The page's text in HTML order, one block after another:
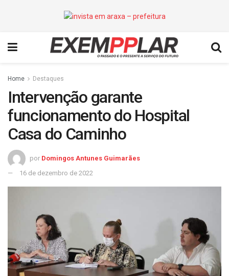
Home Destaques
Intervenção garante
funcionamento do Hospital
Casa do Caminho
por Domingos Antunes Guimarães
16 de dezembro de 2022